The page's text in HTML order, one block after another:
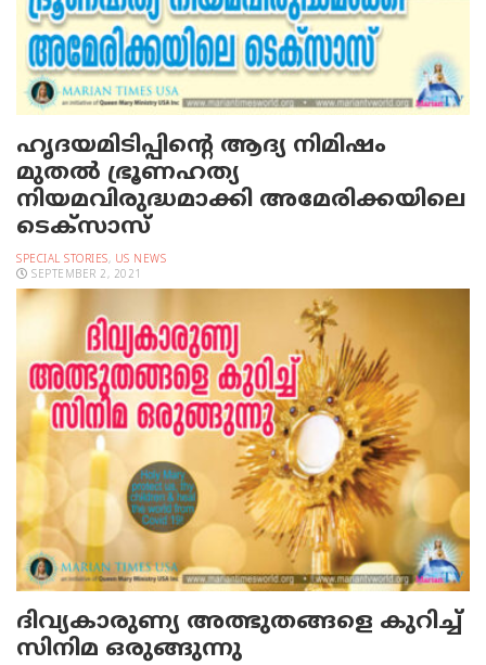
ഹൃദയമിടിപ്പിന്റെ ആദ്യ നിമിഷം
മുതല്‍ ഭ്രൂണഹത്യ
നിയമവിരുദ്ധമാക്കി അമേരിക്കയിലെ
ടെക്‌സാസ്
SPECIAL STORIES, US NEWS
SEPTEMBER 2, 2021
ദിവ്യകാരുണ്യ അത്ഭുതങ്ങളെ കുറിച്ച്
സിനിമ ഒരുങ്ങുന്നു